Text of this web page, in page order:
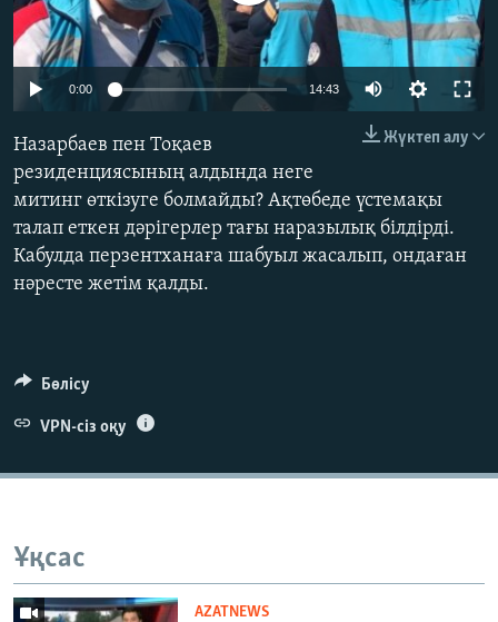
ЖАЗЫЛЫҢЫЗ
360p 480p
1080p
0:00 14:43
480p
1080p
Жүктеп алу
Назарбаев пен Тоқаев
резиденциясының алдында неге
митинг өткізуге болмайды? Ақтөбеде үстемақы
талап еткен дәрігерлер тағы наразылық білдірді.
Кабулда перзентханаға шабуыл жасалып, ондаған
нәресте жетім қалды.
Бөлісу
VPN-сіз оқу
Ұқсас
AZATNEWS